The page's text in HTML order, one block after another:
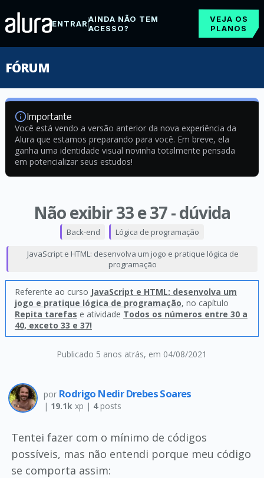
ENTRARAINDA NÃO TEM
ACESSO?
VEJA OS
PLANOS
FÓRUM
Importante
Você está vendo a versão anterior da nova experiência da
Alura que estamos preparando para você. Em breve, ela
ganha uma identidade visual novinha totalmente pensada
em potencializar seus estudos!
Não exibir 33 e 37 - dúvida
Publicado 5 anos atrás, em 04/08/2021
Back-end Lógica de programação
JavaScript e HTML: desenvolva um jogo e pratique lógica de
programação
Referente ao curso JavaScript e HTML: desenvolva um
jogo e pratique lógica de programação, no capítulo
Repita tarefas e atividade Todos os números entre 30 a
40, exceto 33 e 37!
por Rodrigo Nedir Drebes Soares
| 19.1kxp | 4posts
Tentei fazer com o mínimo de códigos
possíveis, mas não entendi porque meu código
se comporta assim: